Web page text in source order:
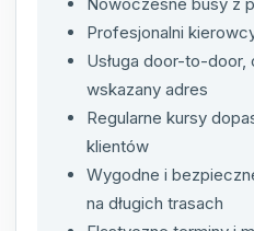
Profesjonalni
Usługa door-to-
wskazany adres
Regularne kursy
klientów
Wygodne i
na długich trasach